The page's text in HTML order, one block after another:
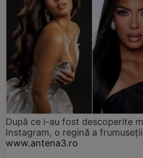
După ce i-au fost descoperite
Instagram, o regină a
www.antena3.ro